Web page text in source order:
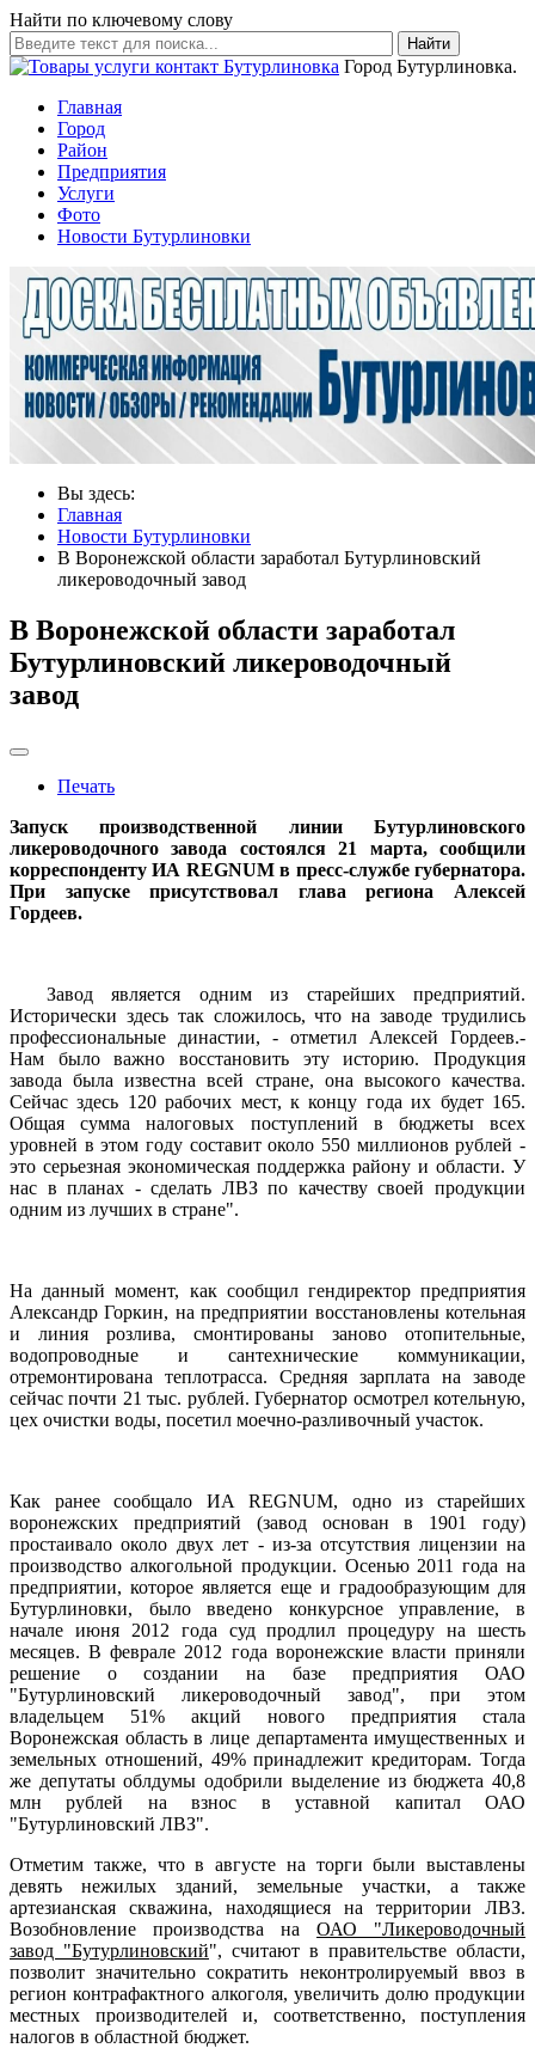
Найти по ключевому слову
Найти
Город Бутурлиновка.
Главная
Город
Район
Предприятия
Услуги
Фото
Новости Бутурлиновки
Вы здесь:
Главная
Новости Бутурлиновки
В Воронежской области заработал Бутурлиновский
ликероводочный завод
В Воронежской области заработал
Бутурлиновский ликероводочный
завод
Печать
Запуск производственной линии Бутурлиновского
ликероводочного завода состоялся 21 марта, сообщили
корреспонденту ИА REGNUM в пресс-службе губернатора.
При запуске присутствовал глава региона Алексей
Гордеев.
Завод является одним из старейших предприятий.
Исторически здесь так сложилось, что на заводе трудились
профессиональные династии, - отметил Алексей Гордеев.-
Нам было важно восстановить эту историю. Продукция
завода была известна всей стране, она высокого качества.
Сейчас здесь 120 рабочих мест, к концу года их будет 165.
Общая сумма налоговых поступлений в бюджеты всех
уровней в этом году составит около 550 миллионов рублей -
это серьезная экономическая поддержка району и области. У
нас в планах - сделать ЛВЗ по качеству своей продукции
одним из лучших в стране".
На данный момент, как сообщил гендиректор предприятия
Александр Горкин, на предприятии восстановлены котельная
и линия розлива, смонтированы заново отопительные,
водопроводные и сантехнические коммуникации,
отремонтирована теплотрасса. Средняя зарплата на заводе
сейчас почти 21 тыс. рублей. Губернатор осмотрел котельную,
цех очистки воды, посетил моечно-разливочный участок.
Как ранее сообщало ИА REGNUM, одно из старейших
воронежских предприятий (завод основан в 1901 году)
простаивало около двух лет - из-за отсутствия лицензии на
производство алкогольной продукции. Осенью 2011 года на
предприятии, которое является еще и градообразующим для
Бутурлиновки, было введено конкурсное управление, в
начале июня 2012 года суд продлил процедуру на шесть
месяцев. В феврале 2012 года воронежские власти приняли
решение о создании на базе предприятия ОАО
"Бутурлиновский ликероводочный завод", при этом
владельцем 51% акций нового предприятия стала
Воронежская область в лице департамента имущественных и
земельных отношений, 49% принадлежит кредиторам. Тогда
же депутаты облдумы одобрили выделение из бюджета 40,8
млн рублей на взнос в уставной капитал ОАО
"Бутурлиновский ЛВЗ".
Отметим также, что в августе на торги были выставлены
девять нежилых зданий, земельные участки, а также
артезианская скважина, находящиеся на территории ЛВЗ.
Возобновление производства на ОАО "Ликероводочный
завод "Бутурлиновский", считают в правительстве области,
позволит значительно сократить неконтролируемый ввоз в
регион контрафактного алкоголя, увеличить долю продукции
местных производителей и, соответственно, поступления
налогов в областной бюджет.